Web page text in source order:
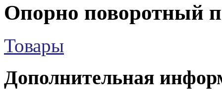
Опорно поворотный
Товары
Дополнительная